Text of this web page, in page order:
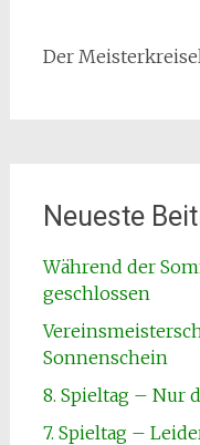
Der
Neueste
Während der
geschlossen
Sonnenschein
8. Spieltag – Nur
7. Spieltag –